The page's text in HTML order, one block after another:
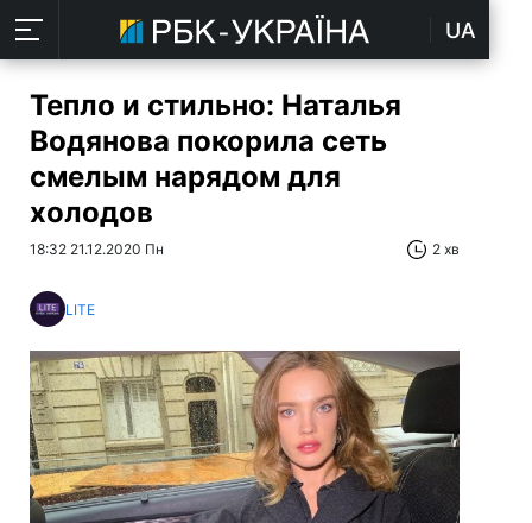
UA
Тепло и стильно: Наталья
Водянова покорила сеть
смелым нарядом для
холодов
18:32 21.12.2020 Пн 2 хв
LITE